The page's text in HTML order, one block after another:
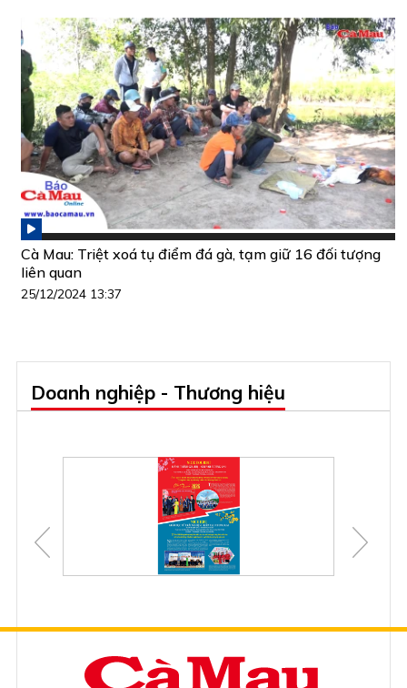
Cà Mau: Triệt xoá tụ điểm đá gà, tạm giữ 16 đối tượng
liên quan
25/12/2024 13:37
Doanh nghiệp - Thương hiệu